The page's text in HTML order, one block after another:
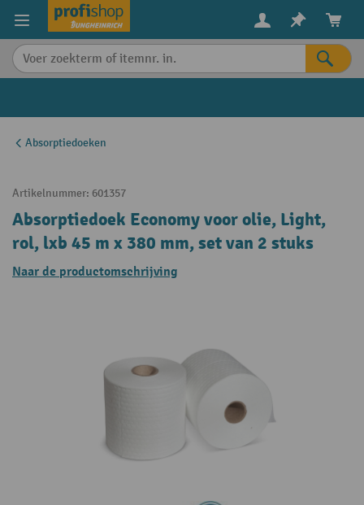
content
Absorptiedoeken
Artikelnummer: 601357
Absorptiedoek Economy voor olie, Light,
rol, lxb 45 m x 380 mm, set van 2 stuks
Naar de productomschrijving